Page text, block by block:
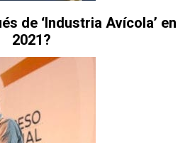
de ‘Industria Avícola’ en
2021?